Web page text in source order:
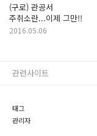
(구로) 관공서
주취소란...이제 그만!!
2016.05.06
태그
관리자
관련사이트